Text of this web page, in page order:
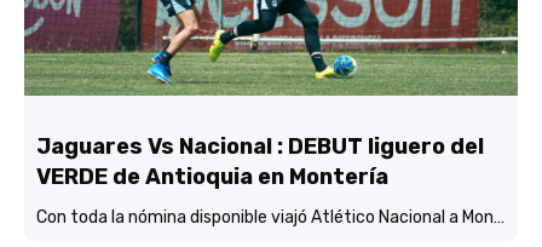
Jaguares Vs Nacional : DEBUT liguero del
VERDE de Antioquia en Montería
Con toda la nómina disponible viajó Atlético Nacional a Montería y está concentrado y listo para enfrentar mañana (3:45 p.m.) a Jaguares de Córdoba en el estadio Jaraguay.